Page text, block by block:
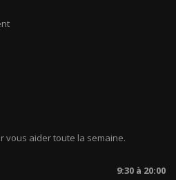
vous aider toute la semaine.
9:30 à 20:00